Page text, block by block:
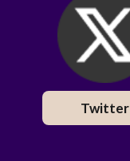
Twitter